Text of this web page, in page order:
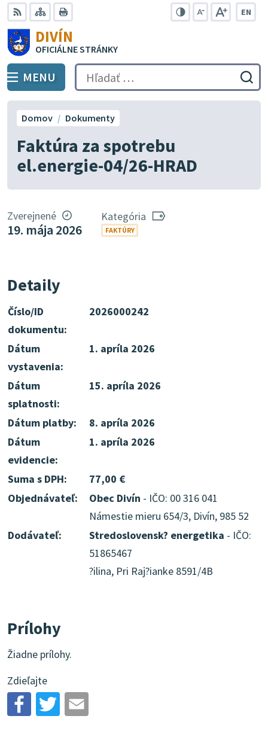
Preskočiť
na
obsah
RSS Mapa
EN
DIVÍN
OFICIÁLNE STRÁNKY
PREPNÚŤ
MENU Hľadať:
Faktúra za spotrebu
el.energie-04/26-HRAD
Domov Dokumenty
Zverejnené
19. mája 2026
Kategória
FAKTÚRY
Detaily
Číslo/ID
dokumentu:
2026000242
Dátum
vystavenia:
1. apríla 2026
Dátum
splatnosti:
15. apríla 2026
Dátum platby:
8. apríla 2026
Dátum
evidencie:
1. apríla 2026
Suma s DPH:
77,00 €
Objednávateľ:
Obec Divín - IČO: 00 316 041
Námestie mieru 654/3, Divín, 985 52
Dodávateľ:
Stredoslovensk? energetika - IČO:
51865467
?ilina, Pri Raj?ianke 8591/4B
Prílohy
Žiadne prílohy.
Zdieľajte